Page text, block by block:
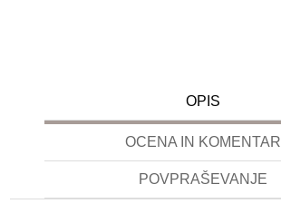
OPIS
OCENA IN KOMENTAR
POVPRAŠEVANJE